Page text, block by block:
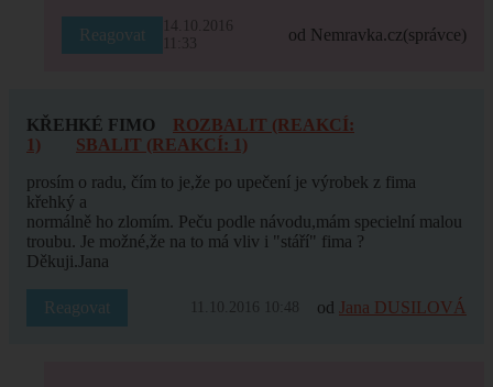
Reagovat
14.10.2016
od Nemravka.cz(správce)
KŘEHKÉ FIMO
ROZBALIT (REAKCÍ:
1)
SBALIT (REAKCÍ: 1)
prosím o radu, čím to je,že po upečení je výrobek z fima
křehký a
normálně ho zlomím. Peču podle návodu,mám specielní malou
troubu. Je možné,že na to má vliv i "stáří" fima ?
Děkuji.Jana
Reagovat 11.10.2016 10:48 od Jana DUSILOVÁ